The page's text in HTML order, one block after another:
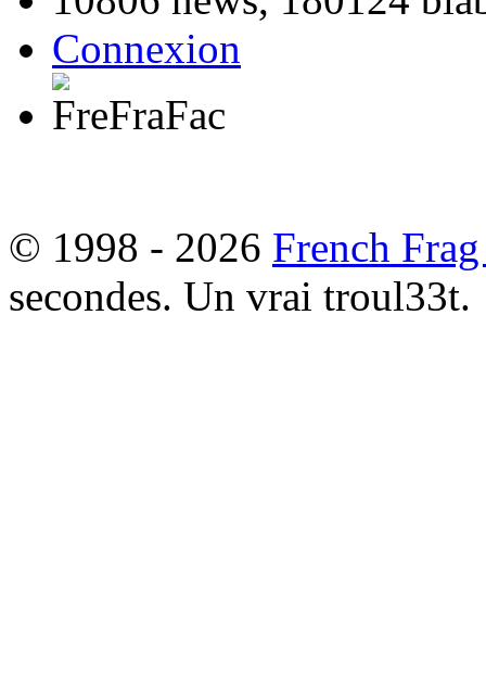
Connexion
© 1998 - 2026 French
secondes. Un vrai troul33t.